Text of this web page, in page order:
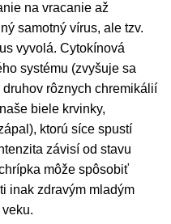
na vracanie až
samotný vírus, ale tzv.
vyvolá. Cytokínová
systému (zvyšuje sa
rôznych chremikálií
biele krvinky,
ktorú síce spustí
závisí od stavu
môže spôsobiť
inak zdravým mladým